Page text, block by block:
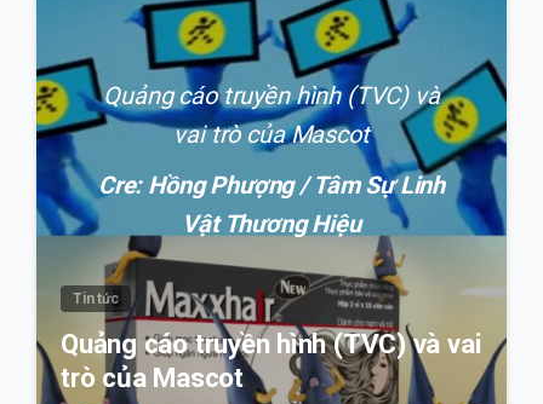
Quảng cáo truyền hình (TVC) và
vai trò của Mascot
Cre: Hồng Phượng / Tâm Sự Linh
Vật Thương Hiệu
Tin tức
Quảng cáo truyền hình (TVC) và vai
trò của Mascot